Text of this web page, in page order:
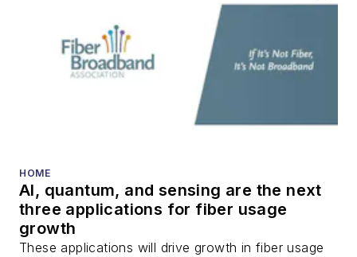
HOME
AI, quantum, and sensing are the next
three applications for fiber usage
growth
These applications will drive growth in fiber usage